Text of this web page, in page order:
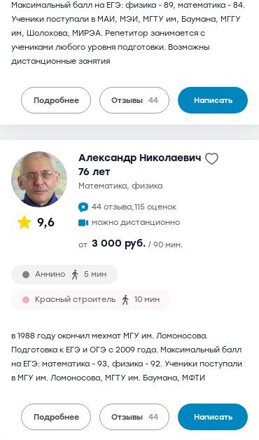
Максимальный балл на ЕГЭ: физика - 89, математика - 84.
Ученики поступали в МАИ, МЭИ, МГТУ им, Баумана, МГГУ
им, Шолохова, МИРЭА. Репетитор занимается с
учениками любого уровня подготовки. Возможны
дистанционные занятия
Подробнее Отзывы 44 Написать
9,6
Александр Николаевич
76 лет
математика, физика
44 отзыва,115 оценок
можно дистанционно
от 3 000 руб. / 90 мин.
Аннино 5 мин
Красный строитель 10 мин
в 1988 году окончил мехмат МГУ им. Ломоносова.
Подготовка к ЕГЭ и ОГЭ с 2009 года. Максимальный балл
на ЕГЭ: математика - 93, физика - 92. Ученики поступали
в МГУ им. Ломоносова, МГТУ им. Баумана, МФТИ
Подробнее Отзывы 44 Написать